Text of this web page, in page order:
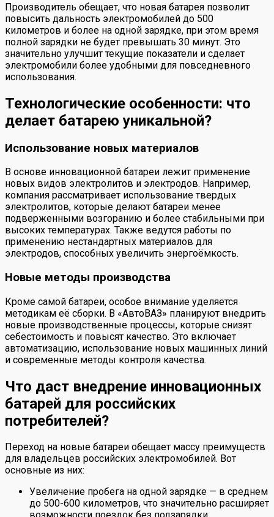
Производитель обещает, что новая батарея позволит
повысить дальность электромобилей до 500
километров и более на одной зарядке, при этом время
полной зарядки не будет превышать 30 минут. Это
значительно улучшит текущие показатели и сделает
электромобили более удобными для повседневного
использования.
Технологические особенности: что
делает батарею уникальной?
Использование новых материалов
В основе инновационной батареи лежит применение
новых видов электролитов и электродов. Например,
компания рассматривает использование твердых
электролитов, которые делают батареи менее
подверженными возгоранию и более стабильными при
высоких температурах. Также ведутся работы по
применению нестандартных материалов для
электродов, способных увеличить энергоёмкость.
Новые методы производства
Кроме самой батареи, особое внимание уделяется
методикам её сборки. В «АвтоВАЗ» планируют внедрить
новые производственные процессы, которые снизят
себестоимость и повысят качество. Это включает
автоматизацию, использование новых машинных линий
и современные методы контроля качества.
Что даст внедрение инновационных
батарей для российских
потребителей?
Переход на новые батареи обещает массу преимуществ
для владельцев российских электромобилей. Вот
основные из них:
Увеличение пробега на одной зарядке — в среднем
до 500-600 километров, что значительно расширяет